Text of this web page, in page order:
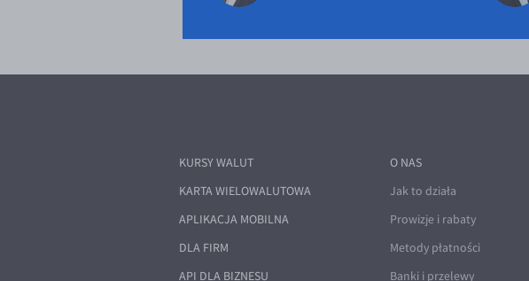
KURSY WALUT
KARTA WIELOWALUTOWA
APLIKACJA MOBILNA
DLA FIRM
API DLA BIZNESU
O NAS
Jak to działa
Prowizje i rabaty
Metody płatności
Banki i przelewy